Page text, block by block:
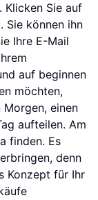
Klicken Sie auf
Sie können ihn
Ihre E-Mail
auf beginnen
möchten,
einen
aufteilen. Am
finden. Es
denn
Konzept für Ihr